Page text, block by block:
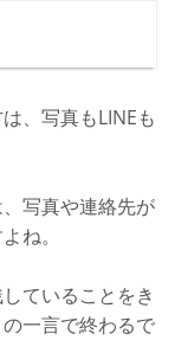
、写真もLINEも
写真や連絡先が
ね。
ていることをき
一言で終わるで